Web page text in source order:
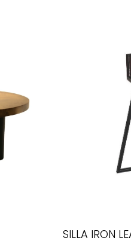
SILLA IRON